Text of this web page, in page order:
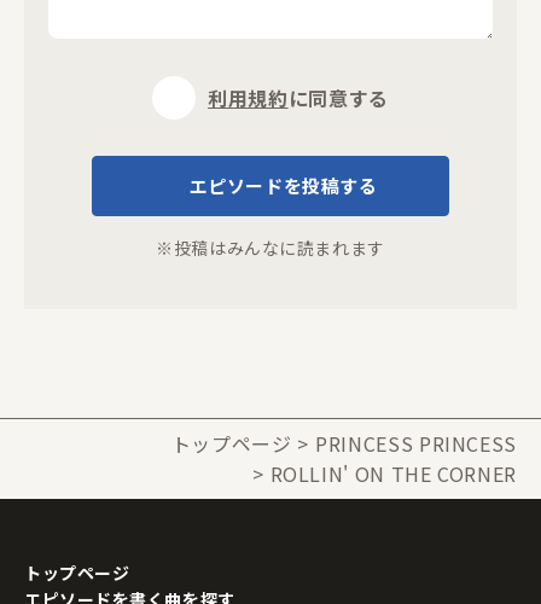
利用規約に同意する
エピソードを投稿する
※投稿はみんなに読まれます
トップページ
PRINCESS PRINCESS
ROLLIN' ON THE CORNER
トップページ
エピソードを書く曲を探す